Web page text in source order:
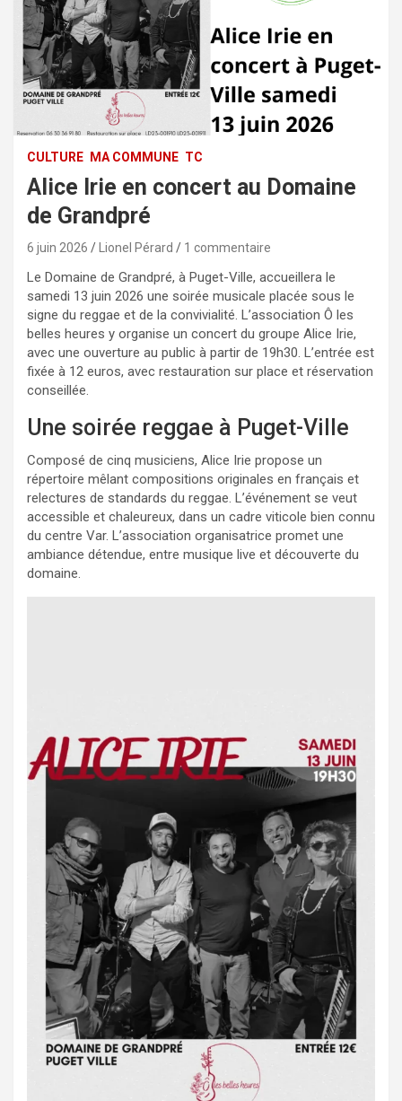
CULTURE MA COMMUNE TC
Alice Irie en concert au Domaine
de Grandpré
6 juin 2026 Lionel Pérard 1 commentaire
Le Domaine de Grandpré, à Puget-Ville, accueillera le
samedi 13 juin 2026 une soirée musicale placée sous le
signe du reggae et de la convivialité. L’association Ô les
belles heures y organise un concert du groupe Alice Irie,
avec une ouverture au public à partir de 19h30. L’entrée est
fixée à 12 euros, avec restauration sur place et réservation
conseillée.
Une soirée reggae à Puget-Ville
Composé de cinq musiciens, Alice Irie propose un
répertoire mêlant compositions originales en français et
relectures de standards du reggae. L’événement se veut
accessible et chaleureux, dans un cadre viticole bien connu
du centre Var. L’association organisatrice promet une
ambiance détendue, entre musique live et découverte du
domaine.